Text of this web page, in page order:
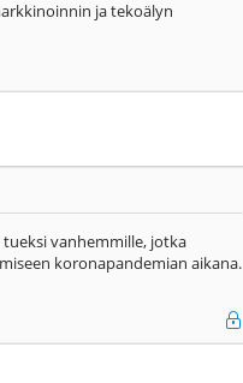
ja tekoälyn
vanhemmille, jotka
koronapandemian aikana.